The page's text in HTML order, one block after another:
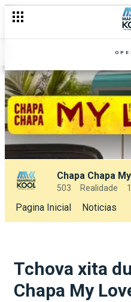
Chapa Chapa
503 Realidade
Pagina Inicial Noticias
Tchova xita
Chapa My